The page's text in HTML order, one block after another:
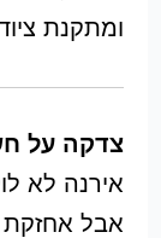
ומתקנת
צדקה על
אירנה לא
אבל אחזקת